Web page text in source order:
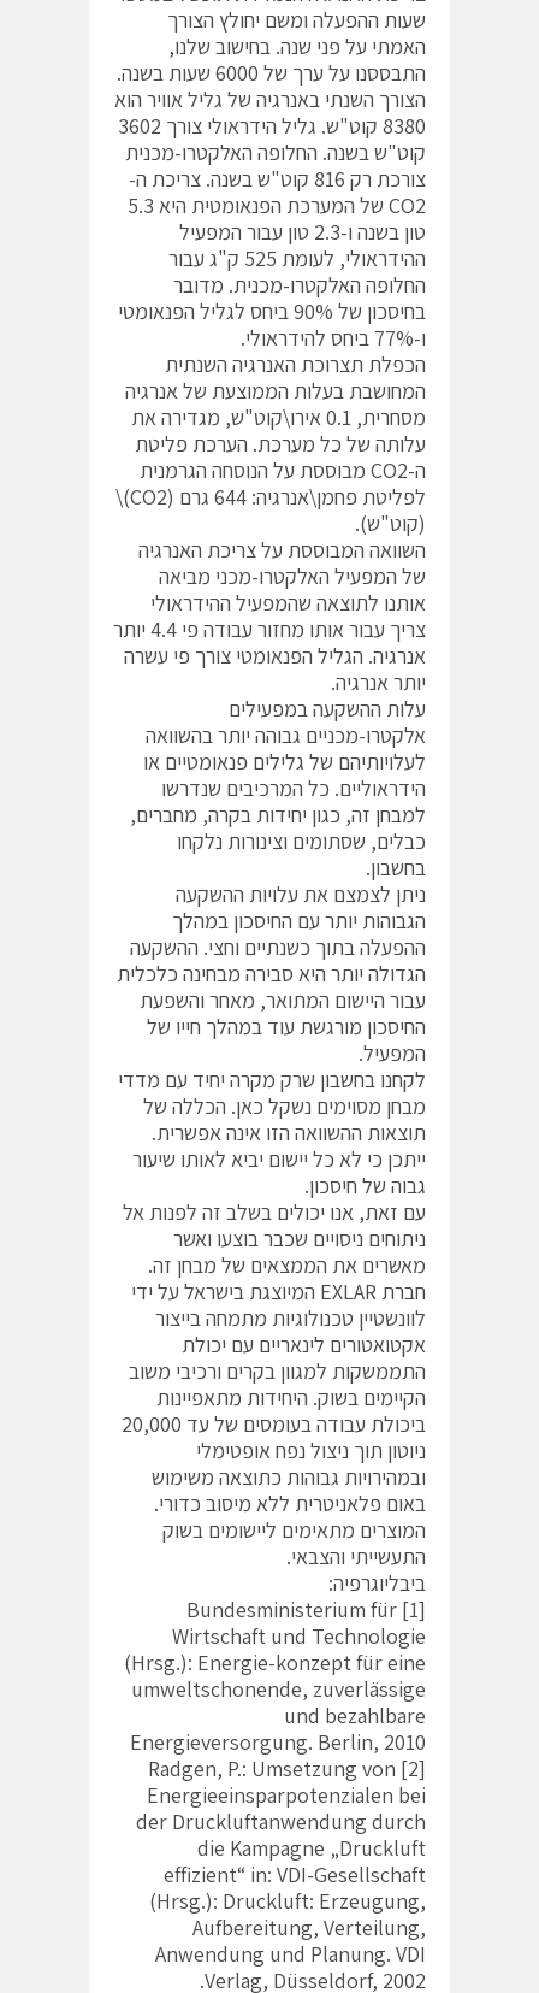
שעות ההפעלה ומשם יחולץ הצורך
האמתי על פני שנה. בחישוב שלנו,
התבססנו על ערך של 6000 שעות בשנה.
הצורך השנתי באנרגיה של גליל אוויר הוא
8380 קוט"ש. גליל הידראולי צורך 3602
קוט"ש בשנה. החלופה האלקטרו-מכנית
צורכת רק 816 קוט"ש בשנה. צריכת ה-
CO2 של המערכת הפנאומטית היא 5.3
טון בשנה ו-2.3 טון עבור המפעיל
ההידראולי, לעומת 525 ק"ג עבור
החלופה האלקטרו-מכנית. מדובר
בחיסכון של 90% ביחס לגליל הפנאומטי
ו-77% ביחס להידראולי.
הכפלת תצרוכת האנרגיה השנתית
המחושבת בעלות הממוצעת של אנרגיה
מסחרית, 0.1 אירו\קוט"ש, מגדירה את
עלותה של כל מערכת. הערכת פליטת
ה-CO2 מבוססת על הנוסחה הגרמנית
לפליטת פחמן\אנרגיה: 644 גרם (CO2)\
(קוט"ש).
השוואה המבוססת על צריכת האנרגיה
של המפעיל האלקטרו-מכני מביאה
אותנו לתוצאה שהמפעיל ההידראולי
צריך עבור אותו מחזור עבודה פי 4.4 יותר
אנרגיה. הגליל הפנאומטי צורך פי עשרה
יותר אנרגיה.
עלות ההשקעה במפעילים
אלקטרו-מכניים גבוהה יותר בהשוואה
לעלויותיהם של גלילים פנאומטיים או
הידראוליים. כל המרכיבים שנדרשו
למבחן זה, כגון יחידות בקרה, מחברים,
כבלים, שסתומים וצינורות נלקחו
בחשבון.
ניתן לצמצם את עלויות ההשקעה
הגבוהות יותר עם החיסכון במהלך
ההפעלה בתוך כשנתיים וחצי. ההשקעה
הגדולה יותר היא סבירה מבחינה כלכלית
עבור היישום המתואר, מאחר והשפעת
החיסכון מורגשת עוד במהלך חייו של
המפעיל.
לקחנו בחשבון שרק מקרה יחיד עם מדדי
מבחן מסוימים נשקל כאן. הכללה של
תוצאות ההשוואה הזו אינה אפשרית.
ייתכן כי לא כל יישום יביא לאותו שיעור
גבוה של חיסכון.
עם זאת, אנו יכולים בשלב זה לפנות אל
ניתוחים ניסויים שכבר בוצעו ואשר
מאשרים את הממצאים של מבחן זה.
חברת EXLAR המיוצגת בישראל על ידי
לוונשטיין טכנולוגיות מתמחה בייצור
אקטואטורים לינאריים עם יכולת
התממשקות למגוון בקרים ורכיבי משוב
הקיימים בשוק. היחידות מתאפיינות
ביכולת עבודה בעומסים של עד 20,000
ניוטון תוך ניצול נפח אופטימלי
ובמהירויות גבוהות כתוצאה משימוש
באום פלאניטרית ללא מיסוב כדורי.
המוצרים מתאימים ליישומים בשוק
התעשייתי והצבאי.
ביבליוגרפיה:
[1] Bundesministerium für
Wirtschaft und Technologie
(Hrsg.): Energie-konzept für eine
umweltschonende, zuverlässige
und bezahlbare
Energieversorgung. Berlin, 2010
[2] Radgen, P.: Umsetzung von
Energieeinsparpotenzialen bei
der Druckluftanwendung durch
die Kampagne „Druckluft
effizient“ in: VDI-Gesellschaft
(Hrsg.): Druckluft: Erzeugung,
Aufbereitung, Verteilung,
Anwendung und Planung. VDI
Verlag, Düsseldorf, 2002.